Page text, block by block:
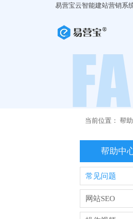
易营宝云智能建站营销系
当前位置： 帮
帮助中
常见问题
网站SEO